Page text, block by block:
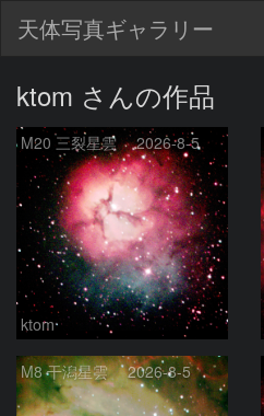
天体写真ギャラリー
ktom さんの作品
M20 三裂星雲 2026-8-5
ktom
M8 干潟星雲 2026-8-5